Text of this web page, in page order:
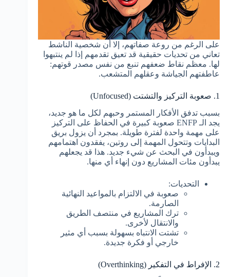
على الرغم من روعة صفاتهم، إلا أن شخصية الناشط
تعاني من تحديات حقيقية قد تعيق تقدمهم إذا لم ينتبهوا
لها. معظم نقاط ضعفهم تنبع من نفس مصدر قوتهم:
عاطفتهم الجياشة وعقلهم المتشعب.
1. صعوبة التركيز والتشتت (Unfocused)
بسبب تدفق الأفكار المستمر وحبهم لكل ما هو جديد،
يجد الـ ENFP صعوبة كبيرة في الحفاظ على التركيز
على مهمة واحدة لفترة طويلة. بمجرد أن يزول بريق
البدايات وتتحول المهمة إلى روتين، يفقدون اهتمامهم
ويبدأون في البحث عن شيء جديد. هذا قد يجعلهم
يبدأون مئات المشاريع دون إنهاء أي منها.
التحديات:
صعوبة في الالتزام بالمواعيد النهائية
الصارمة.
ترك المشاريع في منتصف الطريق
والانتقال لأخرى.
تشتت الانتباه بسهولة بسبب أي مثير
خارجي أو فكرة جديدة.
2. الإفراط في التفكير (Overthinking)